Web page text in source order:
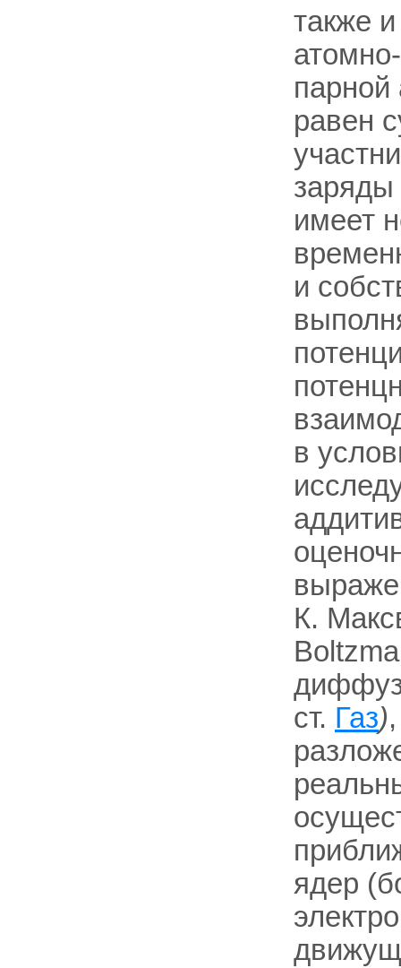
также
парной
равен
заряды
имеет
и
в
К.
ст. Газ)
ядер